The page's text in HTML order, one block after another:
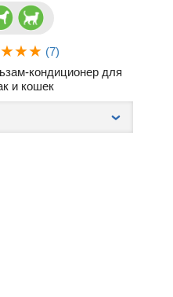
(7)
кондиционер для
и кошек